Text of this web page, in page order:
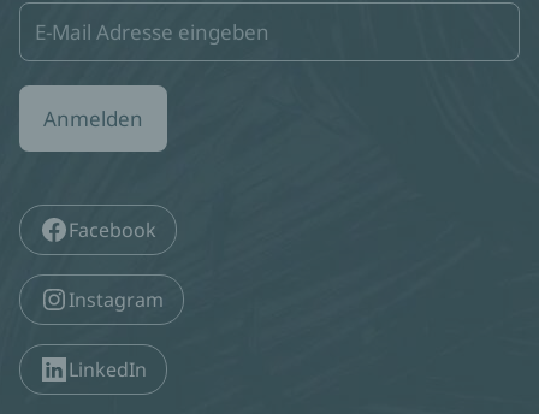
Anmelden
Facebook
Instagram
LinkedIn